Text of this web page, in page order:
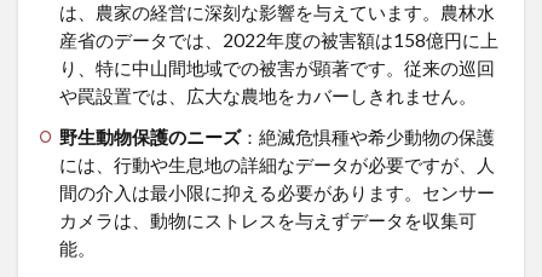
2.1
活用
事例
2.2
カメ
ラ選
定の
基準
3
は、農家の経営に深刻な影響を与えています。農林水
産省のデータでは、2022年度の被害額は158億円に上
り、特に中山間地域での被害が顕著です。従来の巡回
や罠設置では、広大な農地をカバーしきれません。
野生動物保護のニーズ：絶滅危惧種や希少動物の保護
には、行動や生息地の詳細なデータが必要ですが、人
間の介入は最小限に抑える必要があります。センサー
カメラは、動物にストレスを与えずデータを収集可
能。